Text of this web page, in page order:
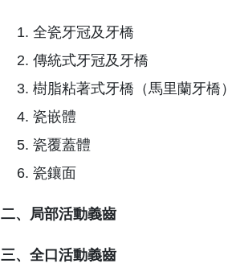
全瓷牙冠及牙橋
傳統式牙冠及牙橋
樹脂粘著式牙橋（馬里蘭牙橋）
瓷嵌體
瓷覆蓋體
瓷鑲面
二、局部活動義齒
三、全口活動義齒